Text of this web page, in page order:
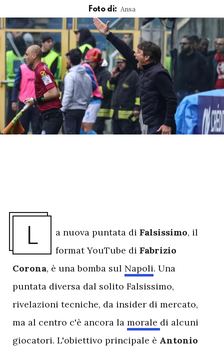
Foto di: Ansa
L a nuova puntata di Falsissimo, il
format YouTube di Fabrizio
Corona, è una bomba sul Napoli. Una
puntata diversa dal solito Falsissimo,
rivelazioni tecniche, da insider di mercato,
ma al centro c'è ancora la morale di alcuni
giocatori. L'obiettivo principale è Antonio